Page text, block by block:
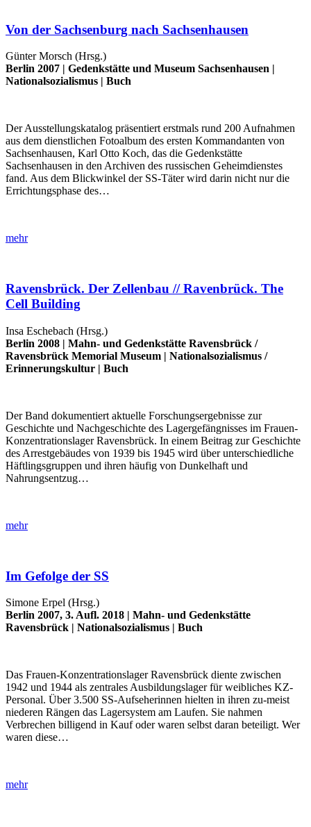
Von der Sachsenburg nach Sachsenhausen
Günter Morsch (Hrsg.)
Berlin 2007 | Gedenkstätte und Museum Sachsenhausen |
Nationalsozialismus | Buch
Der Ausstellungskatalog präsentiert erstmals rund 200 Aufnahmen
aus dem dienstlichen Fotoalbum des ersten Kommandanten von
Sachsenhausen, Karl Otto Koch, das die Gedenkstätte
Sachsenhausen in den Archiven des russischen Geheimdienstes
fand. Aus dem Blickwinkel der SS-Täter wird darin nicht nur die
Errichtungsphase des…
mehr
Ravensbrück. Der Zellenbau // Ravenbrück. The
Cell Building
Insa Eschebach (Hrsg.)
Berlin 2008 | Mahn- und Gedenkstätte Ravensbrück /
Ravensbrück Memorial Museum | Nationalsozialismus /
Erinnerungskultur | Buch
Der Band dokumentiert aktuelle Forschungsergebnisse zur
Geschichte und Nachgeschichte des Lagergefängnisses im Frauen-
Konzentrationslager Ravensbrück. In einem Beitrag zur Geschichte
des Arrestgebäudes von 1939 bis 1945 wird über unterschiedliche
Häftlingsgruppen und ihren häufig von Dunkelhaft und
Nahrungsentzug…
mehr
Im Gefolge der SS
Simone Erpel (Hrsg.)
Berlin 2007, 3. Aufl. 2018 | Mahn- und Gedenkstätte
Ravensbrück | Nationalsozialismus | Buch
Das Frauen-Konzentrationslager Ravensbrück diente zwischen
1942 und 1944 als zentrales Ausbildungslager für weibliches KZ-
Personal. Über 3.500 SS-Aufseherinnen hielten in ihren zu-meist
niederen Rängen das Lagersystem am Laufen. Sie nahmen
Verbrechen billigend in Kauf oder waren selbst daran beteiligt. Wer
waren diese…
mehr